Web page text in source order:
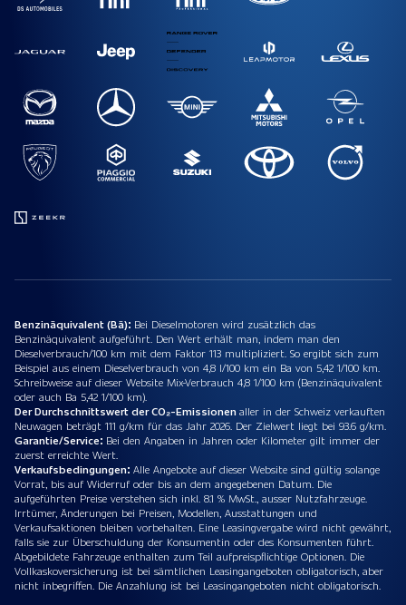
Benzinäquivalent (Bä): Bei Dieselmotoren wird zusätzlich das
Benzinäquivalent aufgeführt. Den Wert erhält man, indem man den
Dieselverbrauch/100 km mit dem Faktor 113 multipliziert. So ergibt sich zum
Beispiel aus einem Dieselverbrauch von 4,8 l/100 km ein Ba von 5,42 1/100 km.
Schreibweise auf dieser Website Mix-Verbrauch 4,8 1/100 km (Benzinäquivalent
oder auch Ba 5,42 1/100 km).
Der Durchschnittswert der CO₂-Emissionenaller in der Schweiz verkauften
Neuwagen beträgt 111 g/km für das Jahr 2026. Der Zielwert liegt bei 93.6 g/km.
Garantie/Service: Bei den Angaben in Jahren oder Kilometer gilt immer der
zuerst erreichte Wert.
Verkaufsbedingungen: Alle Angebote auf dieser Website sind gültig solange
Vorrat, bis auf Widerruf oder bis an dem angegebenen Datum. Die
aufgeführten Preise verstehen sich inkl. 8.1 % MwSt., ausser Nutzfahrzeuge.
Irrtümer, Änderungen bei Preisen, Modellen, Ausstattungen und
Verkaufsaktionen bleiben vorbehalten. Eine Leasingvergabe wird nicht gewährt,
falls sie zur Überschuldung der Konsumentin oder des Konsumenten führt.
Abgebildete Fahrzeuge enthalten zum Teil aufpreispflichtige Optionen. Die
Vollkaskoversicherung ist bei sämtlichen Leasingangeboten obligatorisch, aber
nicht inbegriffen. Die Anzahlung ist bei Leasingangeboten nicht obligatorisch.